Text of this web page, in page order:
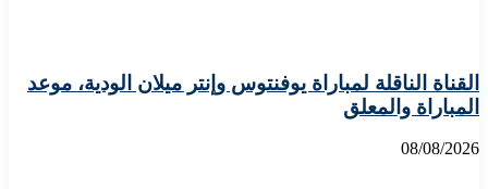
القناة الناقلة لمباراة يوفنتوس وإنتر ميلان الودية، موعد
المباراة والمعلق
08/08/2026